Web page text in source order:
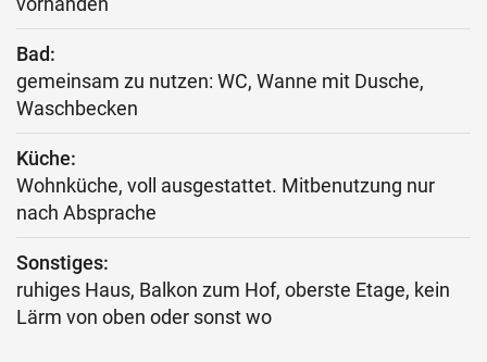
Bad:
gemeinsam zu nutzen: WC, Wanne mit Dusche,
Waschbecken
Küche:
Wohnküche, voll ausgestattet. Mitbenutzung nur
nach Absprache
Sonstiges:
ruhiges Haus, Balkon zum Hof, oberste Etage, kein
Lärm von oben oder sonst wo